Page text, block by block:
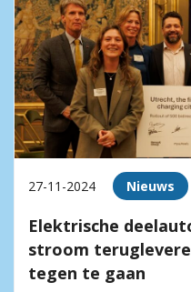
27-11-2024 Nieuws
Elektrische
stroom
tegen te gaan